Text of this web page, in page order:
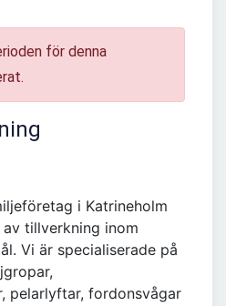
för denna
i Katrineholm
tillverkning inom
Vi är specialiserade på
pelarlyftar, fordonsvågar